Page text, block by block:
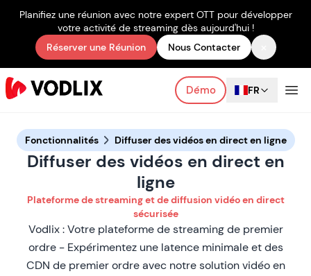
Planifiez une réunion avec notre expert OTT pour développer
votre activité de streaming dès aujourd'hui !
Réserver une Réunion
Nous Contacter
Démo FR
Fonctionnalités Diffuser des vidéos en direct en ligne
Diffuser des vidéos en direct en
ligne
Plateforme de streaming et de diffusion vidéo en direct
sécurisée
Vodlix : Votre plateforme de streaming de premier
ordre - Expérimentez une latence minimale et des
CDN de premier ordre avec notre solution vidéo en